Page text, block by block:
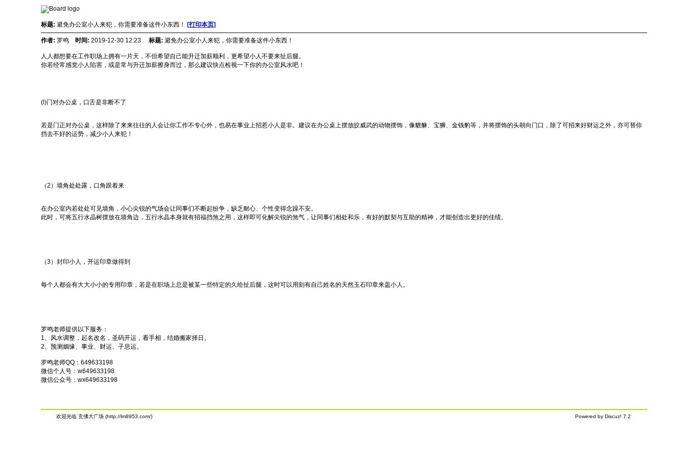
标题: 避免办公室小人来犯，你需要准备这件小东西！ [打印本页]
作者: 罗鸣 时间: 2019-12-30 12:23 标题: 避免办公室小人来犯，你需要准备这件小东西！
人人都想要在工作职场上拥有一片天，不但希望自己能升迁加薪顺利，更希望小人不要来扯后腿。
你若经常感觉小人陷害，或是常与升迁加薪擦身而过，那么建议快点检视一下你的办公室风水吧！
(l)门对办公桌，口舌是非断不了
若是门正对办公桌，这样除了来来往往的人会让你工作不专心外，也易在事业上招惹小人是非。建议在办公桌上摆放皎威武的动物摆饰，像貔貅、宝狮、金钱豹等，并将摆饰的头朝向门口，除了可招来好财运之外，亦可替你
挡去不好的运势，减少小人来犯！
（2）墙角处处露，口角跟着来
在办公室内若处处可见墙角，小心尖锐的气场会让同事们不断起纷争，缺乏耐心、个性变得念躁不安。
此时，可将五行水晶树摆放在墙角边，五行水晶本身就有招福挡煞之用，这样即可化解尖锐的煞气，让同事们相处和乐，有好的默契与互助的精神，才能创造出更好的佳绩。
（3）封印小人，开运印章做得到
每个人都会有大大小小的专用印章，若是在职场上总是被某一些特定的久给扯后腿，这时可以用刻有自己姓名的天然玉石印章来盖小人。
罗鸣老师提供以下服务：
1、风水调整，起名改名，圣码开运，看手相，结婚搬家择日。
2、预测姻缘、事业、财运、子息运。
罗鸣老师QQ：649633198
微信个人号：w649633198
微信公众号：wx649633198
欢迎光临 玄佛大广场 (http://lm8953.com/) Powered by Discuz! 7.2